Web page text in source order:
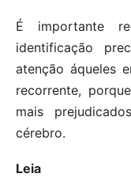
É importante
identificação
atenção áqueles
recorrente,
mais
cérebro.
Leia